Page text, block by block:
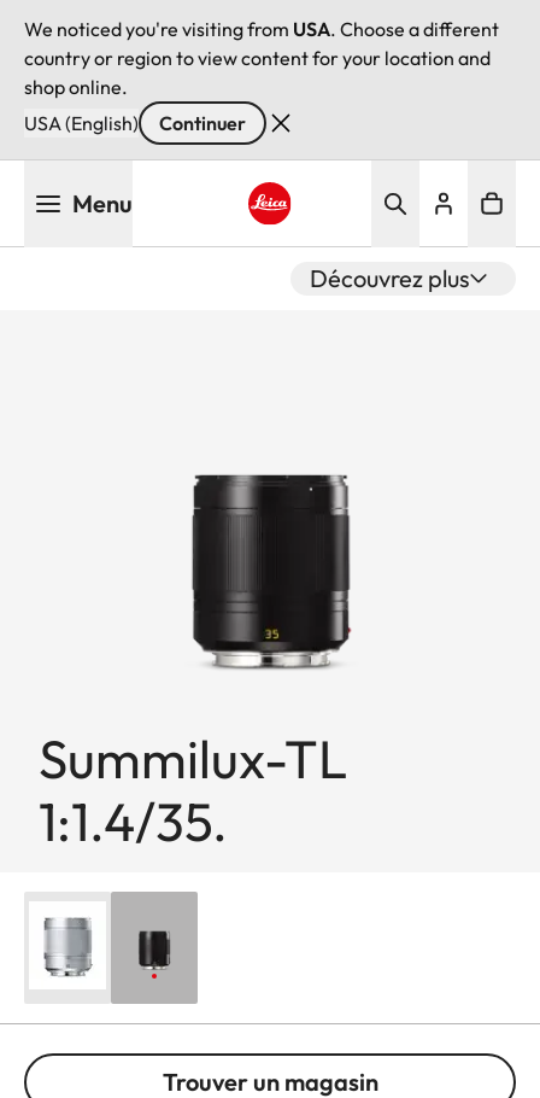
We noticed you're visiting from USA. Choose a different
country or region to view content for your location and
shop online.
USA (English)
Continuer
Menu
Découvrez plus
Summilux-TL
1:1.4/35.
Trouver un magasin